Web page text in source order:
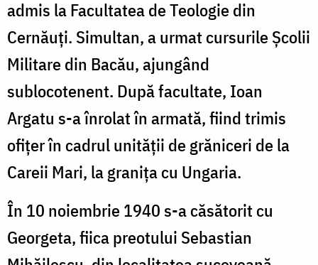
admis la Facultatea de Teologie din
Cernăuți. Simultan, a urmat cursurile Școlii
Militare din Bacău, ajungând
sublocotenent. După facultate, Ioan
Argatu s-a înrolat în armată, fiind trimis
ofițer în cadrul unității de grăniceri de la
Careii Mari, la granița cu Ungaria.
În 10 noiembrie 1940 s-a căsătorit cu
Georgeta, fiica preotului Sebastian